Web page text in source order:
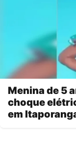
Menina de 5
choque
em